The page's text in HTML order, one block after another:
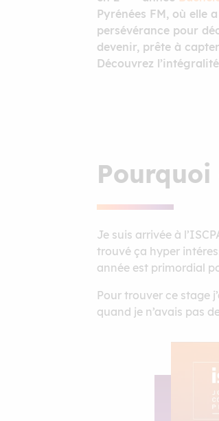
Pyrénées FM, où elle
persévérance pour
devenir, prête à
Découvrez
Je suis arrivée à
trouvé ça hyper
année est primordial
Pour trouver ce stage
quand je n’avais pas